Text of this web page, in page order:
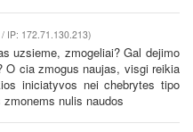
IP: 172.71.130.213)
uzsieme, zmogeliai? Gal dejimo
O cia zmogus naujas, visgi reikia
iniciatyvos nei chebrytes tipo
nulis naudos